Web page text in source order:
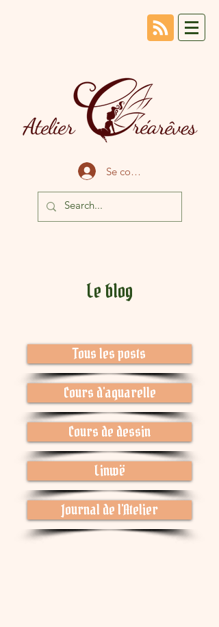
Se connecter
Le blog
Tous les posts
Cours d'aquarelle
Cours de dessin
Linwë
Journal de l'Atelier